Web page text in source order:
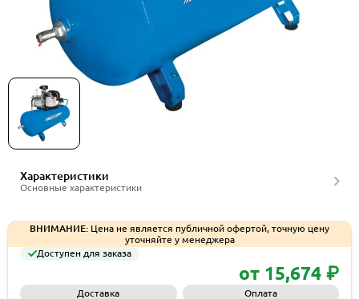
Компрессорное оборудование Remeza серия
Характеристики
Основные характеристики
ВНИМАНИЕ: Цена не является публичной офертой, точную цену
уточняйте у менеджера
Доступен для заказа
от 15,674 ₽
Доставка Оплата